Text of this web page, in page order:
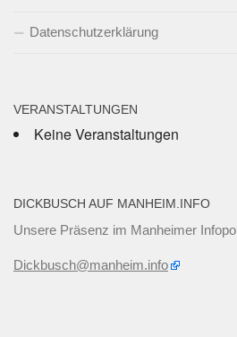
Datenschutzerklärung
VERANSTALTUNGEN
Keine Veranstaltungen
DICKBUSCH AUF MANHEIM.INFO
Unsere Präsenz im Manheimer
Dickbusch@manheim.info